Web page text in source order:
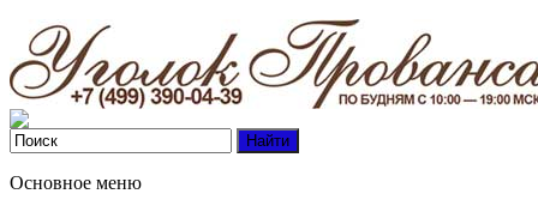
Основное меню